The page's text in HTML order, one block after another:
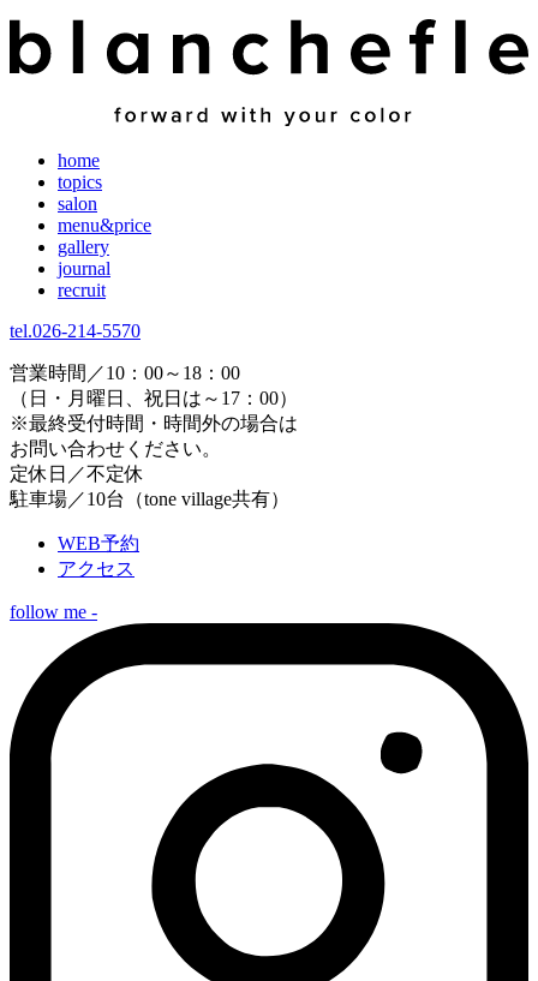
home
topics
salon
menu&price
gallery
journal
recruit
tel.026-214-5570
営業時間／10：00～18：00
（日・月曜日、祝日は～17：00）
※最終受付時間・時間外の場合は
お問い合わせください。
定休日／不定休
駐車場／10台（tone village共有）
WEB予約
アクセス
follow me -